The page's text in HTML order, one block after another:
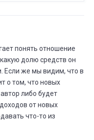
10 (+9,2%)
понять отношение
долю средств он
Если же мы видим, что в
о том, что новых
либо будет
от новых
что-то из